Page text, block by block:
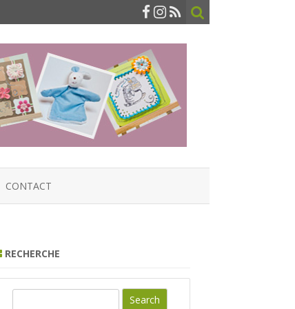
CONTACT
RECHERCHE